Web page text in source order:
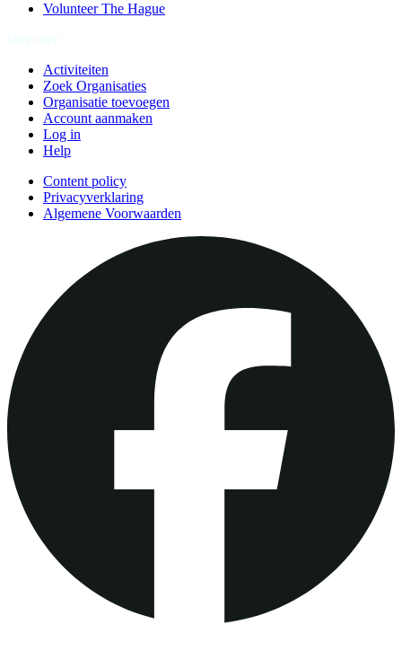
Volunteer The Hague
Activiteiten
Zoek Organisaties
Organisatie toevoegen
Account aanmaken
Log in
Help
Content policy
Privacyverklaring
Algemene Voorwaarden